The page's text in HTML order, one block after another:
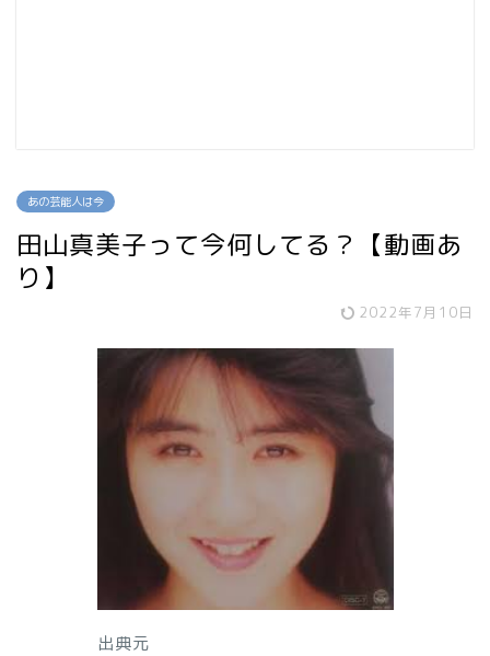
あの芸能人は今
田山真美子って今何してる？【動画あ
り】
2022年7月10日
出典元